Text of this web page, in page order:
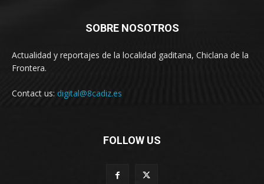
SOBRE NOSOTROS
Actualidad y reportajes de la localidad gaditana, Chiclana de la
Frontera.
Contact us: digital@8cadiz.es
FOLLOW US